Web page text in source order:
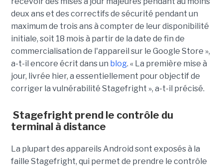
deux ans et des correctifs de sécurité pendant un
maximum de trois ans à compter de leur disponibilité
initiale, soit 18 mois à partir de la date de fin de
commercialisation de l'appareil sur le Google Store »,
a-t-il encore écrit dans un blog. « La première mise à
jour, livrée hier, a essentiellement pour objectif de
corriger la vulnérabilité Stagefright », a-t-il précisé.
Stagefright prend le contrôle du
terminal à distance
La plupart des appareils Android sont exposés à la
faille Stagefright, qui permet de prendre le contrôle